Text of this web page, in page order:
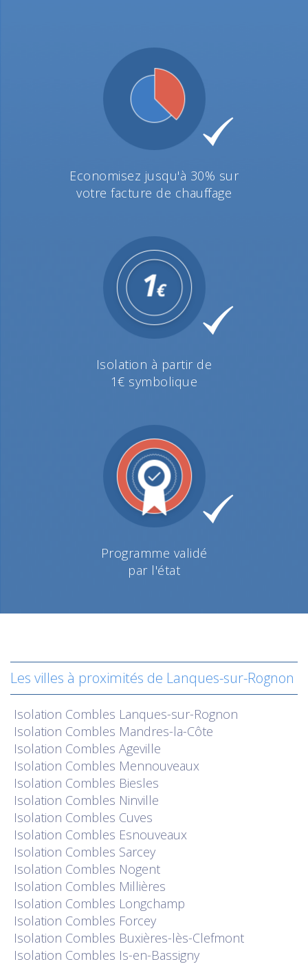
Economisez jusqu'à 30% sur
votre facture de chauffage
Isolation à partir de
1€ symbolique
Programme validé
par l'état
Les villes à proximités de Lanques-sur-Rognon
Isolation Combles Lanques-sur-Rognon
Isolation Combles Mandres-la-Côte
Isolation Combles Ageville
Isolation Combles Mennouveaux
Isolation Combles Biesles
Isolation Combles Ninville
Isolation Combles Cuves
Isolation Combles Esnouveaux
Isolation Combles Sarcey
Isolation Combles Nogent
Isolation Combles Millières
Isolation Combles Longchamp
Isolation Combles Forcey
Isolation Combles Buxières-lès-Clefmont
Isolation Combles Is-en-Bassigny